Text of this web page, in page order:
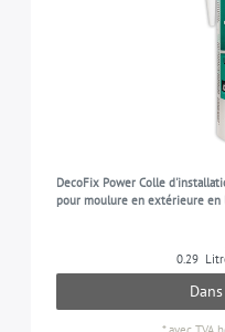
DecoFix Power Colle
pour moulure en extérieure en
0.29